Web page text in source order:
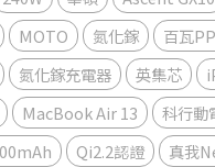
MOTO 氮化鎵
百瓦
氮化鎵充電器 英集芯
MacBook Air 13 科行動
Qi2.2認證
真我